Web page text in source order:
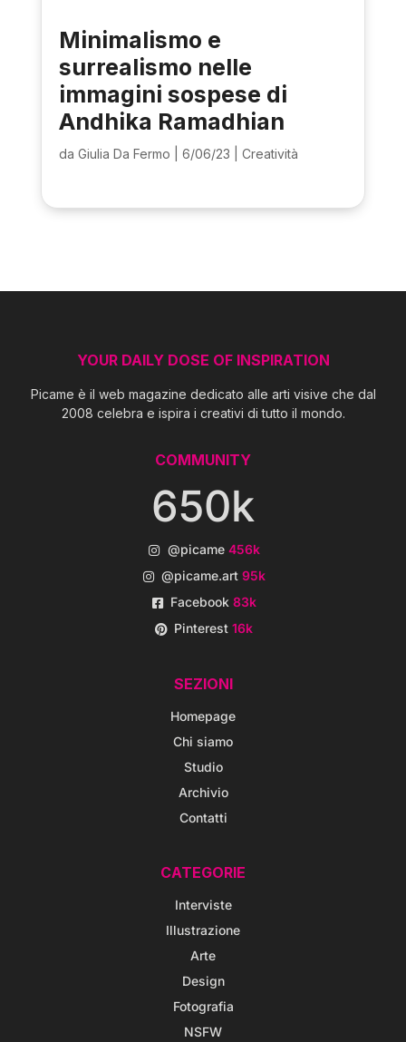
Minimalismo e
surrealismo nelle
immagini sospese di
Andhika Ramadhian
da Giulia Da Fermo 6/06/23 Creatività
YOUR DAILY DOSE OF INSPIRATION
Picame è il web magazine dedicato alle arti visive che dal
2008 celebra e ispira i creativi di tutto il mondo.
COMMUNITY
650k
@picame 456k
@picame.art95k
Facebook83k
Pinterest16k
SEZIONI
Homepage
Chi siamo
Studio
Archivio
Contatti
CATEGORIE
Interviste
Illustrazione
Arte
Design
Fotografia
NSFW